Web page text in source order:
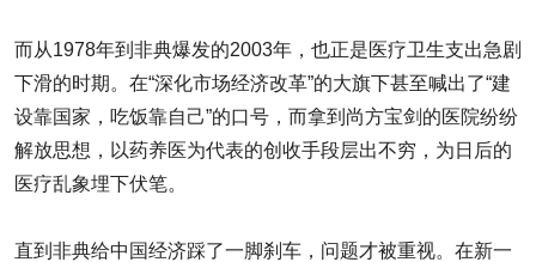
而从1978年到非典爆发的2003年，也正是医疗卫生支出急剧
下滑的时期。在“深化市场经济改革”的大旗下甚至喊出了“建
设靠国家，吃饭靠自己”的口号，而拿到尚方宝剑的医院纷纷
解放思想，以药养医为代表的创收手段层出不穷，为日后的
医疗乱象埋下伏笔。
直到非典给中国经济踩了一脚刹车，问题才被重视。在新一